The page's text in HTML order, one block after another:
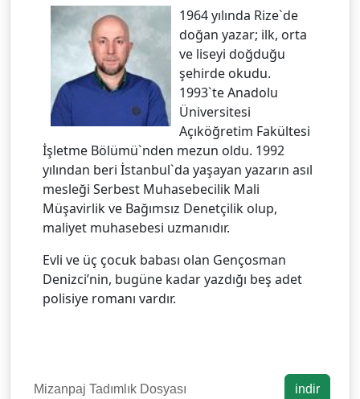
1964 yılında Rize`de
doğan yazar; ilk, orta
ve liseyi doğduğu
şehirde okudu.
1993`te Anadolu
Üniversitesi
Açıköğretim Fakültesi
İşletme Bölümü`nden mezun oldu. 1992
yılından beri İstanbul`da yaşayan yazarın asıl
mesleği Serbest Muhasebecilik Mali
Müşavirlik ve Bağımsız Denetçilik olup,
maliyet muhasebesi uzmanıdır.
Evli ve üç çocuk babası olan Gençosman
Denizci’nin, bugüne kadar yazdığı beş adet
polisiye romanı vardır.
Mizanpaj Tadımlık Dosyası indir